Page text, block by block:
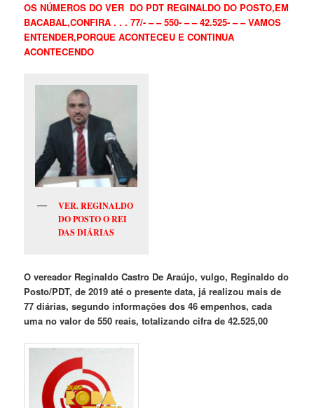
OS NÚMEROS DO VER DO PDT REGINALDO DO POSTO,EM
BACABAL,CONFIRA . . . 77/- – – 550- – – 42.525- – – VAMOS
ENTENDER,PORQUE ACONTECEU E CONTINUA
ACONTECENDO
VER. REGINALDO
DO POSTO O REI
DAS DIÁRIAS
O vereador Reginaldo Castro De Araújo, vulgo, Reginaldo do
Posto/PDT, de 2019 até o presente data, já realizou mais de
77 diárias, segundo informações dos 46 empenhos, cada
uma no valor de 550 reais, totalizando cifra de 42.525,00